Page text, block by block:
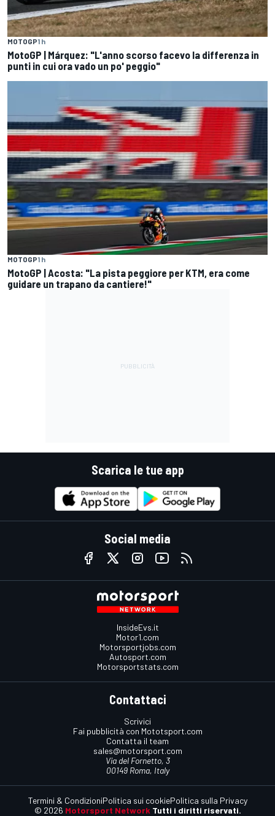
MOTOGP1 h
MotoGP | Márquez: "L'anno scorso facevo la differenza in
punti in cui ora vado un po' peggio"
MOTOGP1 h
MotoGP | Acosta: "La pista peggiore per KTM, era come
guidare un trapano da cantiere!"
Scarica le tue app
Social media
InsideEvs.it
Motor1.com
Motorsportjobs.com
Autosport.com
Motorsportstats.com
Contattaci
Scrivici
Fai pubblicità con Mototsport.com
Contatta il team
sales@motorsport.com
Via del Fornetto, 3
00149 Roma, Italy
© 2026 Motorsport Network Tutti i diritti riservati.
Termini & CondizioniPolitica sui cookiePolitica sulla Privacy